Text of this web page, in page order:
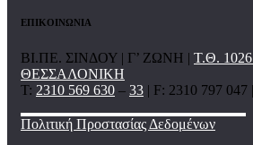
ΕΠΙΚΟΙΝΩΝΙΑ
ΒΙ.ΠΕ. ΣΙΝΔΟΥ | Γ’ ΖΩΝΗ | Τ.Θ. 1026
ΘΕΣΣΑΛΟΝΙΚΗ
T: 2310 569 630 – 33 | F: 2310 797 047 |
Πολιτική Προστασίας Δεδομένων